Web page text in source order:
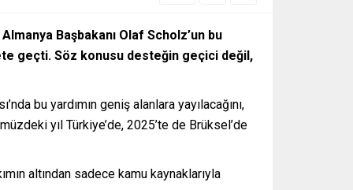
Başbakanı Olaf Scholz’un bu
geçti. Söz konusu desteğin geçici değil,
bu yardımın geniş alanlara yayılacağını,
yıl Türkiye’de, 2025’te de Brüksel’de
altından sadece kamu kaynaklarıyla